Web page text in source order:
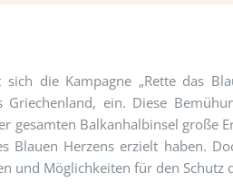
die Kampagne „Rette das
ein. Diese
gesamten Balkanhalbinsel große
Blauen Herzens erzielt haben.
und Möglichkeiten für den Schutz